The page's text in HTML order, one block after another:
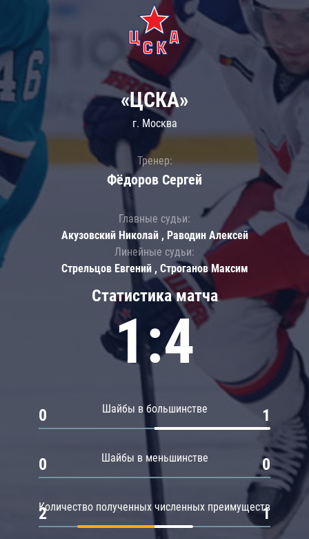
Статистика матча
1:4
Шайбы в большинстве
0 1
Шайбы в меньшинстве
0 0
Количество полученных численных преимуществ
2 1
«ЦСКА»
г. Москва
Тренер:
Фёдоров Сергей
Главные судьи:
Акузовский Николай , Раводин Алексей
Линейные судьи:
Стрельцов Евгений , Строганов Максим